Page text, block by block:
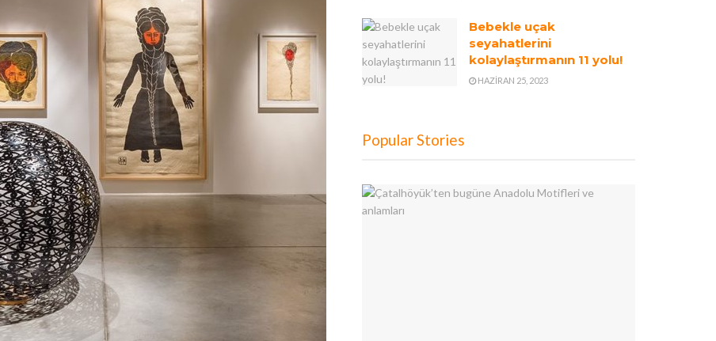
Bebekle uçak
seyahatlerini
kolaylaştırmanın 11 yolu!
HAZIRAN 25, 2023
Popular Stories